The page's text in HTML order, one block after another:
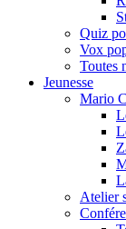
Quiz
Vox
Toutes
Jeunesse
Mario
Atelier